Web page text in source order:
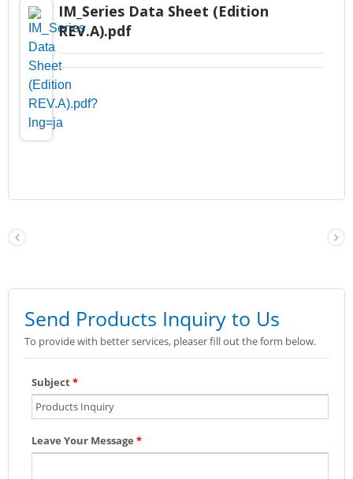
IM_Series Data Sheet (Edition
REV.A).pdf